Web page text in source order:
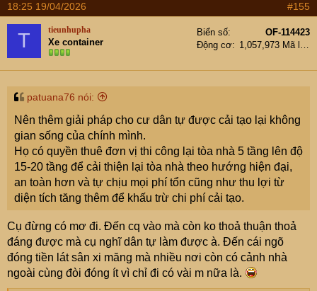
18:25 19/04/2026 #155
T tieunhupha
Xe container
Biển số
OF-114423
Động cơ
patuana76 nói:
Nên thêm giải pháp cho cư dân tự được cải tạo lại không
gian sống của chính mình.
Họ có quyền thuê đơn vị thi công lại tòa nhà 5 tầng lên độ
15-20 tầng để cải thiện lại tòa nhà theo hướng hiện đại,
an toàn hơn và tự chịu mọi phí tổn cũng như thu lợi từ
diện tích tăng thêm để khấu trừ chi phí cải tạo.
Cụ đừng có mơ đi. Đến cq vào mà còn ko thoả thuận thoả
đáng được mà cụ nghĩ dân tự làm được à. Đến cái ngõ
đóng tiền lát sân xi măng mà nhiều nơi còn có cảnh nhà
ngoài cùng đòi đóng ít vì chỉ đi có vài m nữa là.